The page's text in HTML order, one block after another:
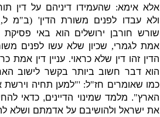
אלא אימא: שהעמידו דיניהם על דין
ולא עבדו לפנים משורת הדין' (ב"מ ל,
שורש חורבן ירושלים הוא באי פסיקת
אמת לגמרי, שכיון שלא עשו לפנים
הדין זהו דין שלא כראוי.עניין דין אמת
הוא דבר חשוב ביותר בקשר לישוב
כמו שאומרים חז"ל: '"למען תחיה וירשת
הארץ"
. מלמד שמינוי הדיינים, כדאי
את ישראל ולהושיבם על אדמתם ושלא